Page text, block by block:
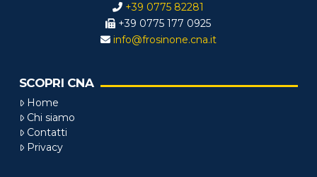
+39 0775 82281
+39 0775 177 0925
info@frosinone.cna.it
SCOPRI CNA
Home
Chi siamo
Contatti
Privacy